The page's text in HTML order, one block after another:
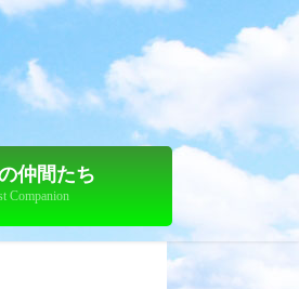
仲間たち
Companion